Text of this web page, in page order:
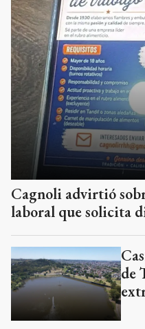
Cagnoli advirtió
laboral que solicita
de